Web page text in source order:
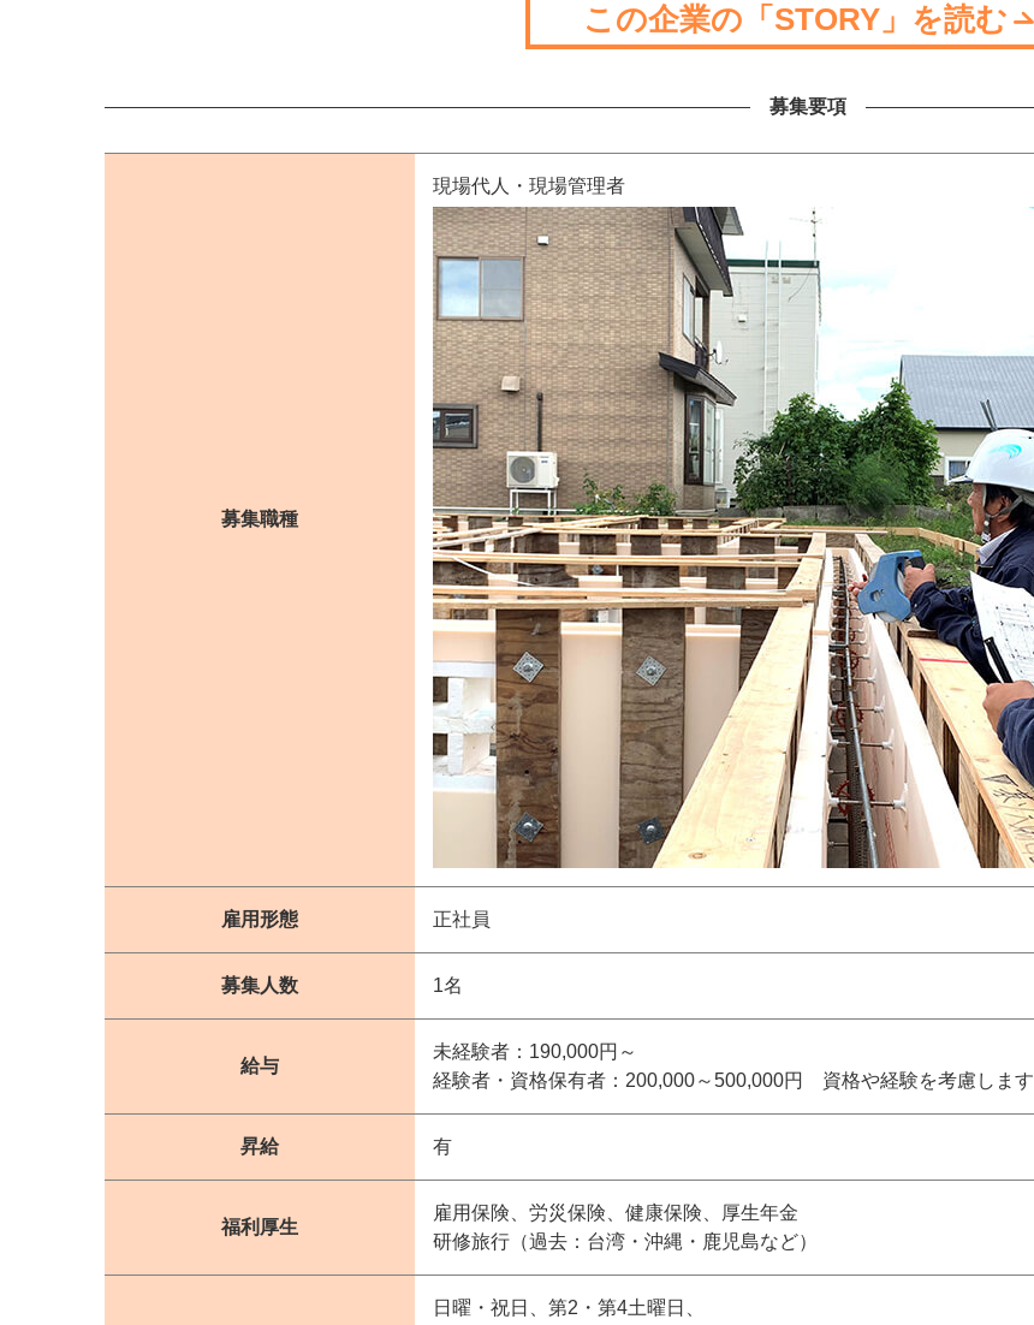
この企業の「STORY」を読む
募集要項
募集職種
現場代人・現場管理者
雇用形態 正社員
募集人数 1名
給与
未経験者：190,000円～
経験者・資格保有者：200,000～500,000円 資格や経験を考慮します
昇給 有
福利厚生
雇用保険、労災保険、健康保険、厚生年金
研修旅行（過去：台湾・沖縄・鹿児島など）
日曜・祝日、第2・第4土曜日、